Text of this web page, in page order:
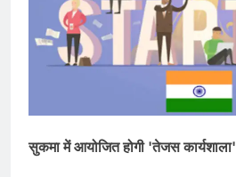
सुकमा में आयोजित होगी 'तेजस कार्यशाला'